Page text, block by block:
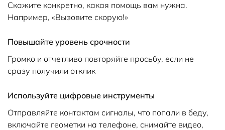
Скажите конкретно, какая помощь вам нужна.
Например, «Вызовите скорую!»
Повышайте уровень срочности
Громко и отчетливо повторяйте просьбу, если не
сразу получили отклик
Используйте цифровые инструменты
Отправляйте контактам сигналы, что попали в беду,
включайте геометки на телефоне, снимайте видео,